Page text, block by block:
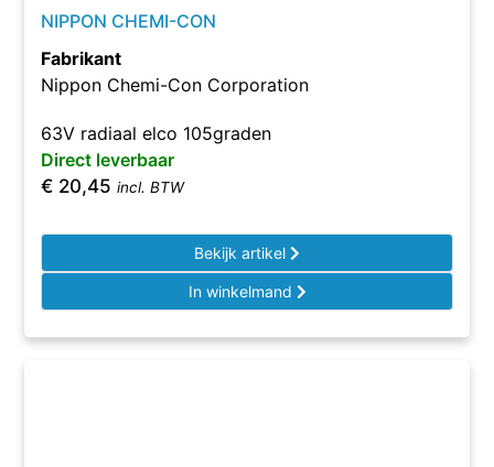
NIPPON CHEMI-CON
Fabrikant
Nippon Chemi-Con Corporation
63V radiaal elco 105graden
Direct leverbaar
€ 20,45 incl. BTW
Bekijk artikel
In winkelmand